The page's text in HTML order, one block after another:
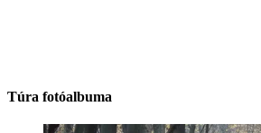
Túra fotóalbuma